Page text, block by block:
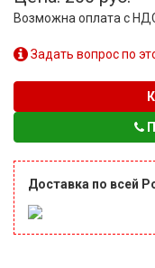
Возможна оплата с
Задать вопрос по
Доставка по всей